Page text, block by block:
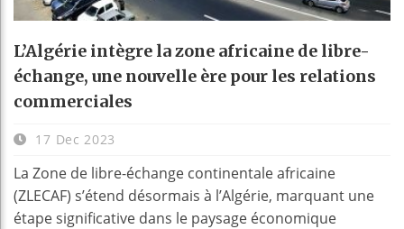
L’Algérie intègre la zone africaine de libre-
échange, une nouvelle ère pour les relations
commerciales
17 Dec 2023
La Zone de libre-échange continentale africaine
(ZLECAF) s’étend désormais à l’Algérie, marquant une
étape significative dans le paysage économique